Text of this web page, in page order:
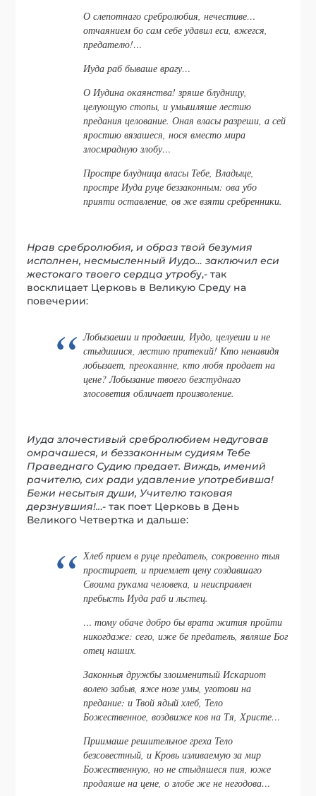
О слепотнаго сребролюбия, нечестиве…
отчаянием бо сам себе удавил еси, вжегся,
предателю!…
Иуда раб бываше врагу…
О Иудина окаянства! зряше блудницу,
целующую стопы, и умышляше лестию
предания целование. Оная власы разреши, а сей
яростию вязашеся, нося вместо мира
злосмрадную злобу…
Простре блудница власы Тебе, Владыце,
простре Иуда руце беззаконным: ова убо
прияти оставление, ов же взяти сребренники.
Нрав сребролюбия, и образ твой безумия
исполнен, несмысленный Иудо… заключил еси
жестокаго твоего сердца утробу,- так
восклицает Церковь в Великую Среду на
повечерии:
Лобызаеши и продаеши, Иудо, целуеши и не
стыдишися, лестию притекий! Кто ненавидя
лобызает, преокаянне, кто любя продает на
цене? Лобызание твоего безстуднаго
злосоветия обличает произволение.
Иуда злочестивый сребролюбием недуговав
омрачашеся, и беззаконным судиям Тебе
Праведнаго Судию предает. Виждь, имений
рачителю, сих ради удавление употребивша!
Бежи несытыя души, Учителю таковая
дерзнувшия!...- так поет Церковь в День
Великого Четвертка и дальше:
Хлеб прием в руце предатель, сокровенно тыя
простирает, и приемлет цену создавшаго
Своима рукама человека, и неисправлен
пребысть Иуда раб и льстец.
… тому обаче добро бы врата жития пройти
никогдаже: сего, иже бе предатель, являше Бог
отец наших.
Законныя дружбы злоименитый Искариот
волею забыв, яже нозе умы, уготови на
предание: и Твой ядый хлеб, Тело
Божественное, воздвиже ков на Тя, Христе…
Приимаше решительное греха Тело
безсовестный, и Кровь изливаемую за мир
Божественную, но не стыдяшеся пия, юже
продаяше на цене, о злобе же не негодова…